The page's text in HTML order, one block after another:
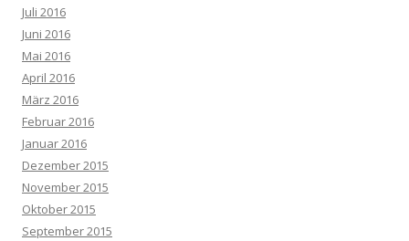
Juli 2016
Juni 2016
Mai 2016
April 2016
März 2016
Februar 2016
Januar 2016
Dezember 2015
November 2015
Oktober 2015
September 2015